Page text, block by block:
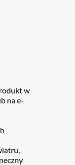
w
na e-